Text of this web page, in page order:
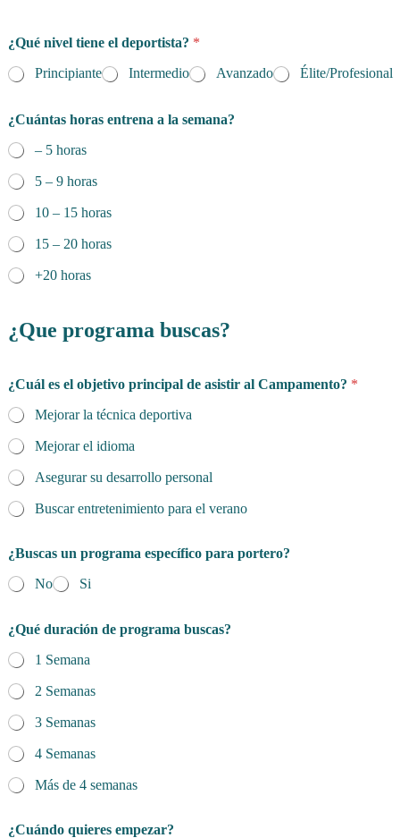
¿Qué nivel tiene el deportista? *
Principiante
Intermedio Avanzado Élite/Profesional
¿Cuántas horas entrena a la semana?
– 5 horas
5 – 9 horas
10 – 15 horas
15 – 20 horas
+20 horas
¿Que programa buscas?
¿Cuál es el objetivo principal de asistir al Campamento? *
Mejorar la técnica deportiva
Mejorar el idioma
Asegurar su desarrollo personal
Buscar entretenimiento para el verano
¿Buscas un programa específico para portero?
No
Si
a
N
o
m
b
r
e
*
¿Qué duración de programa buscas?
1 Semana
2 Semanas
3 Semanas
4 Semanas
Más de 4 semanas
¿Cuándo quieres empezar?